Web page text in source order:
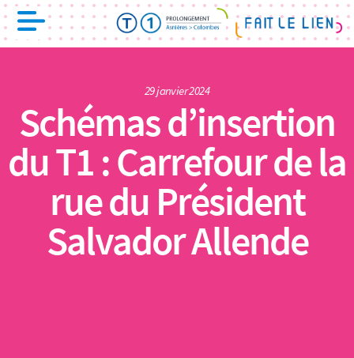
29 janvier 2024
Schémas d’insertion
du T1 : Carrefour de la
rue du Président
Salvador Allende